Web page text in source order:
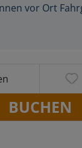
vor Ort
BUCHEN